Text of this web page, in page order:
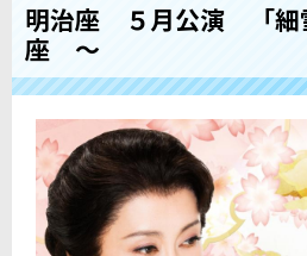
明治座 ５月公演 「
座 ～